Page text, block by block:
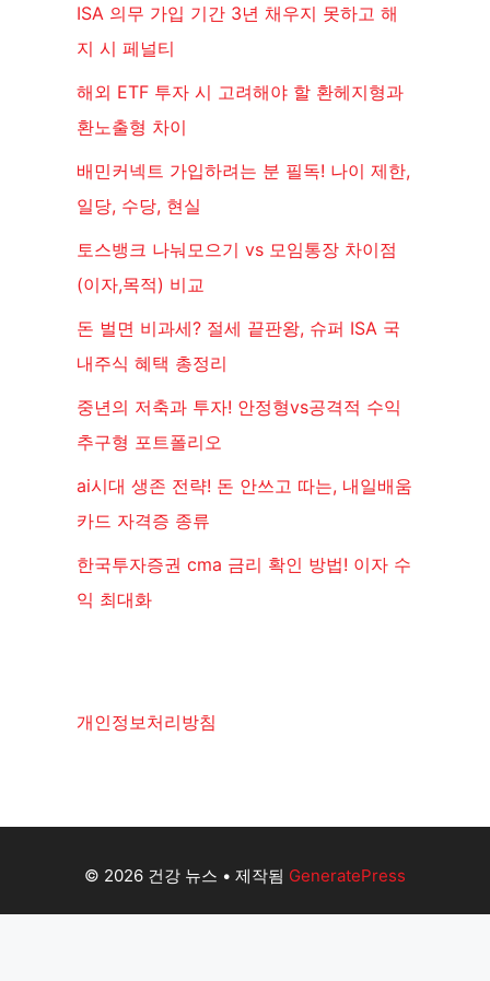
ISA 의무 가입 기간 3년 채우지 못하고 해
지 시 페널티
해외 ETF 투자 시 고려해야 할 환헤지형과
환노출형 차이
배민커넥트 가입하려는 분 필독! 나이 제한,
일당, 수당, 현실
토스뱅크 나눠모으기 vs 모임통장 차이점
(이자,목적) 비교
돈 벌면 비과세? 절세 끝판왕, 슈퍼 ISA 국
내주식 혜택 총정리
중년의 저축과 투자! 안정형vs공격적 수익
추구형 포트폴리오
ai시대 생존 전략! 돈 안쓰고 따는, 내일배움
카드 자격증 종류
한국투자증권 cma 금리 확인 방법! 이자 수
익 최대화
개인정보처리방침
© 2026 건강 뉴스 • 제작됨 GeneratePress